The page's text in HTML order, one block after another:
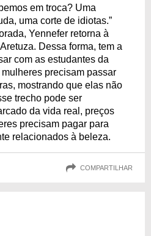
em troca? Uma
uma corte de idiotas.”
Yennefer retorna à
Dessa forma, tem a
com as estudantes da
precisam passar
mostrando que elas não
trecho pode ser
da vida real, preços
precisam pagar para
relacionados à beleza.
COMPARTILHAR